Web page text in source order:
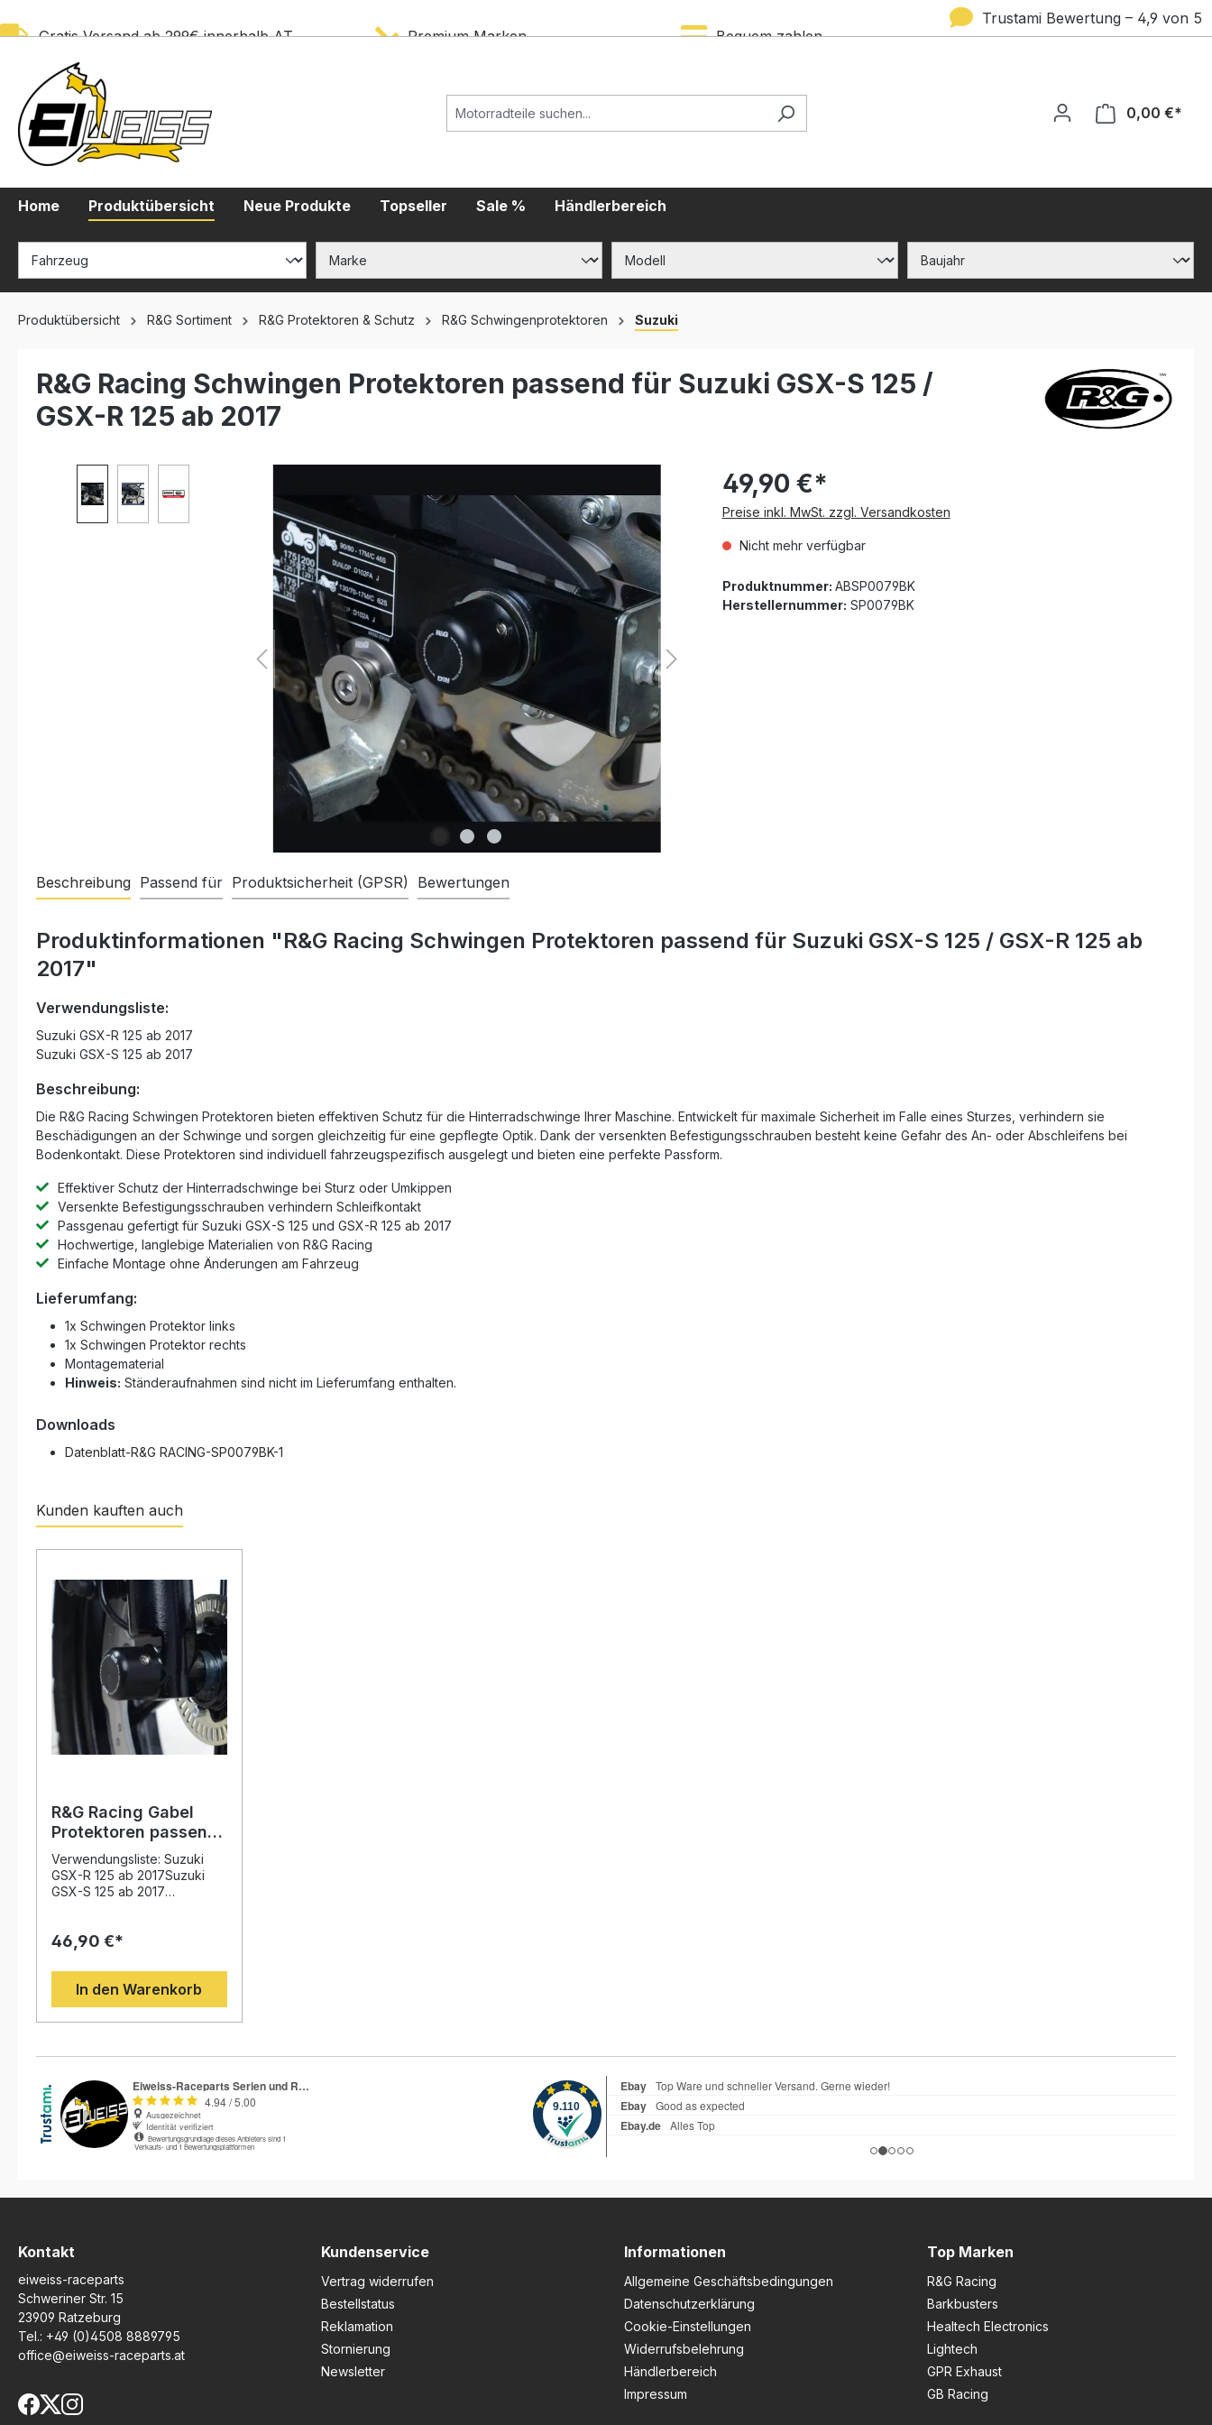
Gratis Versand ab 299€ innerhalb AT Premium Marken Bequem zahlen
Trustami Bewertung – 4,9 von 5
0,00 €*
Home Produktübersicht Neue Produkte Topseller Sale % Händlerbereich
Produktübersicht R&G Sortiment R&G Protektoren & Schutz R&G Schwingenprotektoren Suzuki
R&G Racing Schwingen Protektoren passend für Suzuki GSX-S 125 /
GSX-R 125 ab 2017
49,90 €*
Preise inkl. MwSt. zzgl. Versandkosten
Nicht mehr verfügbar
Produktnummer: ABSP0079BK
Herstellernummer: SP0079BK
Beschreibung Passend für Produktsicherheit (GPSR) Bewertungen
Produktinformationen "R&G Racing Schwingen Protektoren passend für Suzuki GSX-S 125 / GSX-R 125 ab
2017"
Verwendungsliste:
Suzuki GSX-R 125 ab 2017
Suzuki GSX-S 125 ab 2017
Beschreibung:
Die R&G Racing Schwingen Protektoren bieten effektiven Schutz für die Hinterradschwinge Ihrer Maschine. Entwickelt für maximale Sicherheit im Falle eines Sturzes, verhindern sie
Beschädigungen an der Schwinge und sorgen gleichzeitig für eine gepflegte Optik. Dank der versenkten Befestigungsschrauben besteht keine Gefahr des An- oder Abschleifens bei
Bodenkontakt. Diese Protektoren sind individuell fahrzeugspezifisch ausgelegt und bieten eine perfekte Passform.
Effektiver Schutz der Hinterradschwinge bei Sturz oder Umkippen
Versenkte Befestigungsschrauben verhindern Schleifkontakt
Passgenau gefertigt für Suzuki GSX-S 125 und GSX-R 125 ab 2017
Hochwertige, langlebige Materialien von R&G Racing
Einfache Montage ohne Änderungen am Fahrzeug
Lieferumfang:
1x Schwingen Protektor links
1x Schwingen Protektor rechts
Montagematerial
Hinweis: Ständeraufnahmen sind nicht im Lieferumfang enthalten.
Downloads
Datenblatt-R&G RACING-SP0079BK-1
Kunden kauften auch
R&G Racing Gabel
Protektoren passend
für Suzuki GSX-S 125
/ GSX-R 125 ab 2017
Verwendungsliste: Suzuki
GSX-R 125 ab 2017Suzuki
GSX-S 125 ab 2017
bieten zuverlässigen Schutz
eines Sturzes. Durch die
hochwertigen Materialien
und die passgenaue
Konstruktion werden teure
Gabel und Achse effektiv
Befestigungsschrauben
gewährleisten, dass keine
Schleifspuren entstehen
können, selbst bei
intensivem Bodenkontakt.
R 125 ab Baujahr 2017, fügt
Erscheinungsbild Ihres
ein Plus an Sicherheit und
Langlebigkeit. Optimaler
Sturzschutz für Vordergabel
und Achse Versenkte
Schrauben verhindern
Beschädigungen beim
Suzuki GSX-S 125 / GSX-R
125 ab 2017 Sportliches
46,90 €*
In den Warenkorb
Kontakt
eiweiss-raceparts
Schweriner Str. 15
23909 Ratzeburg
Tel.: +49 (0)4508 8889795
office@eiweiss-raceparts.at
Kundenservice
Vertrag widerrufen
Bestellstatus
Reklamation
Stornierung
Newsletter
Informationen
Allgemeine Geschäftsbedingungen
Datenschutzerklärung
Cookie-Einstellungen
Widerrufsbelehrung
Händlerbereich
Impressum
Top Marken
R&G Racing
Barkbusters
Healtech Electronics
Lightech
GPR Exhaust
GB Racing